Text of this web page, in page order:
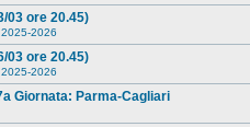
03 ore 20.45)
2026
03 ore 20.45)
2026
Giornata: Parma-Cagliari